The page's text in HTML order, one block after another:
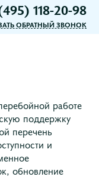
118-20-98
ОБРАТНЫЙ ЗВОНОК
работе
поддержку
перечень
и
обновление